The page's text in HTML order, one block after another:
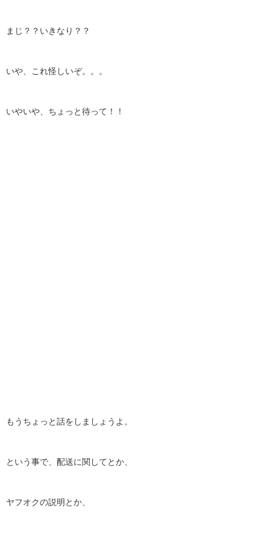
まじ？？いきなり？？
いや、これ怪しいぞ。。。
いやいや、ちょっと待って！！
もうちょっと話をしましょうよ。
という事で、配送に関してとか、
ヤフオクの説明とか、